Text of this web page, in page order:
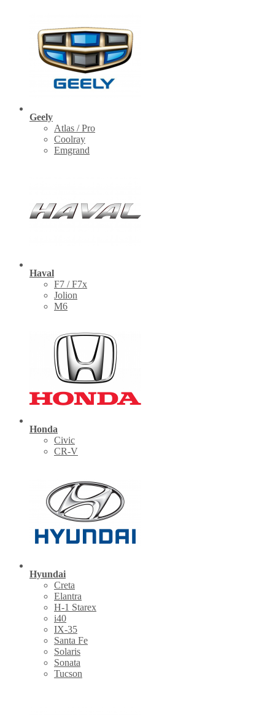
Geely
Atlas / Pro
Coolray
Emgrand
Haval
F7 / F7x
Jolion
M6
Honda
Civic
CR-V
Hyundai
Creta
Elantra
H-1 Starex
i40
IX-35
Santa Fe
Solaris
Sonata
Tucson